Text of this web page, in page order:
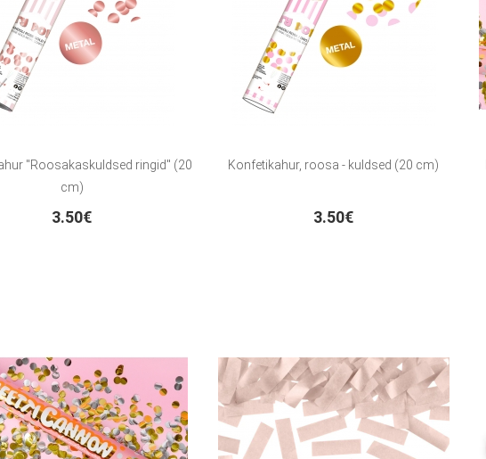
"Roosakaskuldsed ringid" (20
cm)
3.50€
Konfetikahur, roosa - kuldsed (20 cm)
3.50€